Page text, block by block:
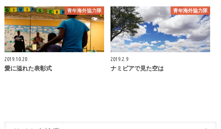
青年海外協力隊
2019.10.20
愛に溢れた表彰式
青年海外協力隊
2019.2.9
ナミビアで見た空は